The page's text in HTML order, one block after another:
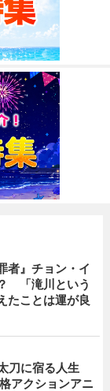
者』チョン・イ
「滝川という
たことは運が良
刀に宿る人生
アクションアニ